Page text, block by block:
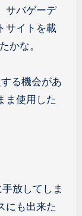
サバゲーデ
サイトを載
かな。
る機会があ
ま使用した
放してしま
にも出来た